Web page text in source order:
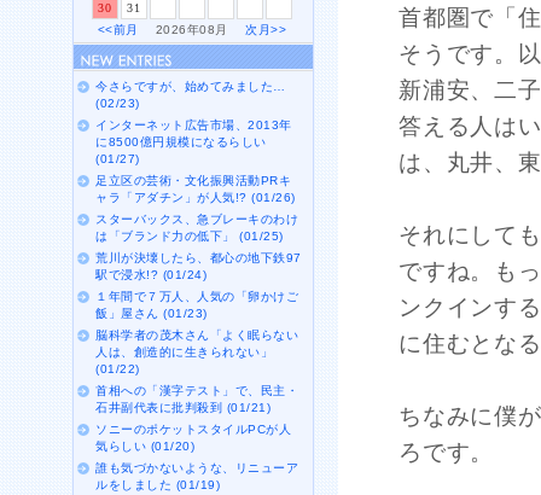
首都圏で「
そうです。
新浦安、二
答える人は
は、丸井、
それにして
ですね。も
ンクインす
に住むとな
ちなみに僕
ろです。
30
31
<<前月
2026年08月次月>>
今さらですが、始めてみました…
(02/23)
インターネット広告市場、2013年
に8500億円規模になるらしい
(01/27)
足立区の芸術・文化振興活動PRキ
ャラ「アダチン」が人気!? (01/26)
スターバックス、急ブレーキのわけ
は「ブランド力の低下」 (01/25)
荒川が決壊したら、都心の地下鉄97
駅で浸水!? (01/24)
１年間で７万人、人気の「卵かけご
飯」屋さん (01/23)
脳科学者の茂木さん「よく眠らない
人は、創造的に生きられない」
(01/22)
首相への「漢字テスト」で、民主・
石井副代表に批判殺到 (01/21)
ソニーのポケットスタイルPCが人
気らしい (01/20)
誰も気づかないような、リニューア
ルをしました (01/19)